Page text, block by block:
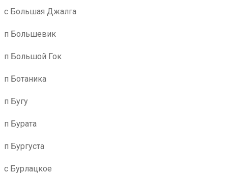
с Большая Джалга
п Большевик
п Большой Гок
п Ботаника
п Бугу
п Бурата
п Бургуста
с Бурлацкое